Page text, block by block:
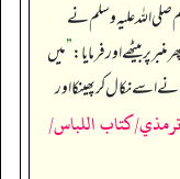
اللہ علیہ وسلم نے
پر بیٹھے اور فرمایا:”میں
اسے نکال کر پھینکا اور
كتاب اللباس/